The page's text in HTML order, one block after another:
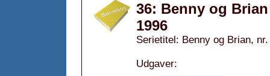
36: Benny og
1996
Serietitel: Benny og Brian,
Udgaver: